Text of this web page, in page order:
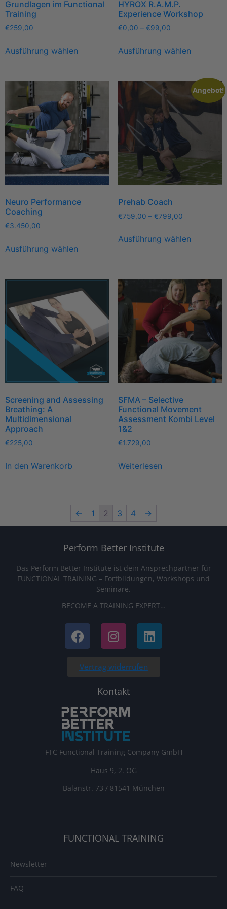
Grundlagen im Functional
Training
€259,00
Ausführung wählen
HYROX R.A.M.P.
Experience Workshop
€0,00 – €99,00
Ausführung wählen
Neuro Performance
Coaching
€3.450,00
Ausführung wählen
Angebot!
Prehab Coach
€759,00 – €799,00
Ausführung wählen
Screening and Assessing
Breathing: A
Multidimensional
Approach
€225,00
In den Warenkorb
SFMA – Selective
Functional Movement
Assessment Kombi Level
1&2
€1.729,00
Weiterlesen
← 1 2 3 4 →
Perform Better Institute
Das Perform Better Institute ist dein Ansprechpartner für
FUNCTIONAL TRAINING – Fortbildungen, Workshops und
Seminare.
BECOME A TRAINING EXPERT…
Vertrag widerrufen
Kontakt
FTC Functional Training Company GmbH
Haus 9, 2. OG
Balanstr. 73 / 81541 München
FUNCTIONAL TRAINING
Newsletter
FAQ